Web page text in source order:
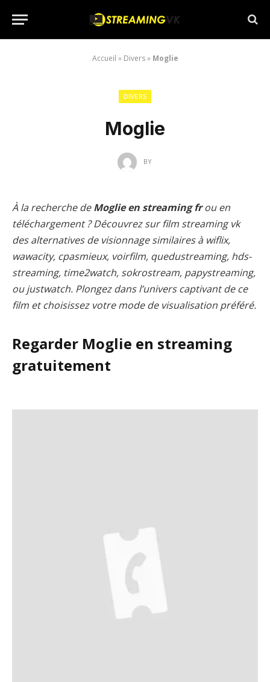
Accueil » Divers» Moglie
DIVERS
Moglie
BY
À la recherche deMoglie en streaming frou en
téléchargement ? Découvrez sur film streaming vk
des alternatives de visionnage similaires à wiflix,
wawacity, cpasmieux, voirfilm, quedustreaming, hds-
streaming, time2watch, sokrostream, papystreaming,
ou justwatch. Plongez dans l’univers captivant de ce
film et choisissez votre mode de visualisation préféré.
Regarder Moglie en streaming
gratuitement